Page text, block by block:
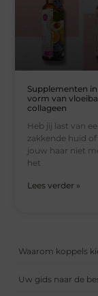
Supplementen
vorm van
collageen
Heb jij last van
zakkende huid
jouw haar niet
het
Lees verder »
Waarom koppels
Uw gids naar de